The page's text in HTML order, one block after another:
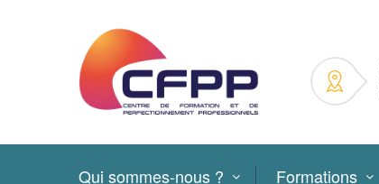
Qui sommes-nous ? Formations